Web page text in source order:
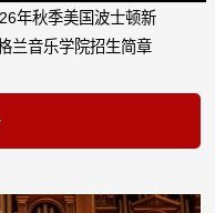
年秋季美国波士顿新
兰音乐学院招生简章